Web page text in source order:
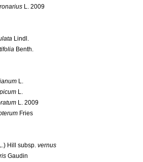
L. 2009
Lindl.
Benth.
L.
L.
L. 2009
Fries
Hill subsp. vernus
Gaudin